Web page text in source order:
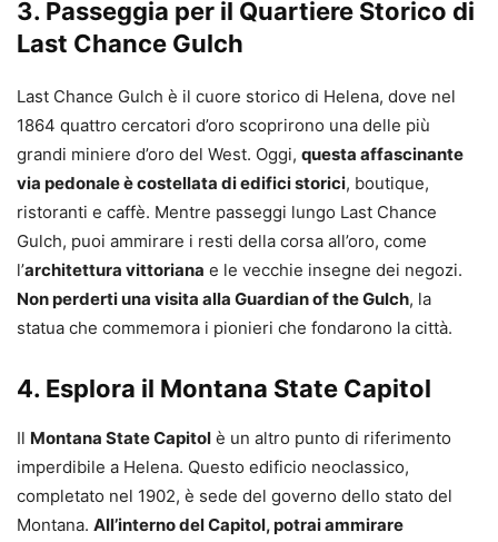
3. Passeggia per il Quartiere Storico di
Last Chance Gulch
Last Chance Gulch è il cuore storico di Helena, dove nel
1864 quattro cercatori d’oro scoprirono una delle più
grandi miniere d’oro del West. Oggi, questa affascinante
via pedonale è costellata di edifici storici, boutique,
ristoranti e caffè. Mentre passeggi lungo Last Chance
Gulch, puoi ammirare i resti della corsa all’oro, come
l’architettura vittoriana e le vecchie insegne dei negozi.
Non perderti una visita alla Guardian of the Gulch, la
statua che commemora i pionieri che fondarono la città.
4. Esplora il Montana State Capitol
Il Montana State Capitol è un altro punto di riferimento
imperdibile a Helena. Questo edificio neoclassico,
completato nel 1902, è sede del governo dello stato del
Montana. All’interno del Capitol, potrai ammirare